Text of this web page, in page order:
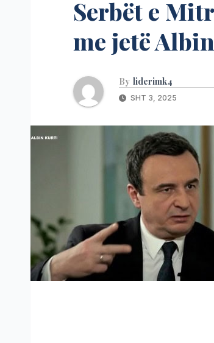
Serbët e
me jetë
By liderimk4
SHT 3, 2025